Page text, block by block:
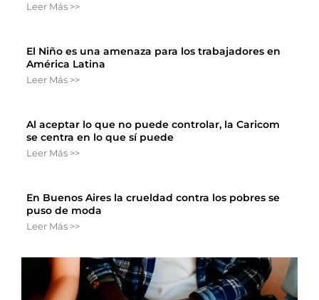
Leer Más >>
El Niño es una amenaza para los trabajadores en
América Latina
Leer Más >>
Al aceptar lo que no puede controlar, la Caricom
se centra en lo que sí puede
Leer Más >>
En Buenos Aires la crueldad contra los pobres se
puso de moda
Leer Más >>